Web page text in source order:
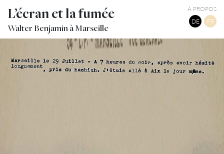
L’écran et la fumée
Walter Benjamin à Marseille
À PROPOS
DE
FR
TUMBLR PINTEREST